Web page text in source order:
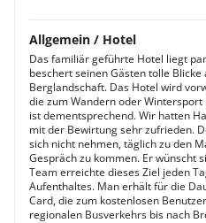
Allgemein / Hotel
Das familiär geführte Hotel liegt
beschert seinen Gästen tolle
Berglandschaft. Das Hotel wird
die zum Wandern oder
ist dementsprechend. Wir hatten
mit der Bewirtung sehr zufrieden.
sich nicht nehmen, täglich zu den
Gespräch zu kommen. Er wünscht
Team erreichte dieses Ziel jeden
Aufenthaltes. Man erhält für die
Card, die zum kostenlosen
regionalen Busverkehrs bis nach